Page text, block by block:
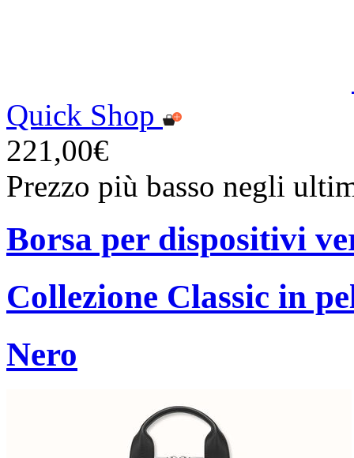
Quick Shop
221,00€
Prezzo più basso negli
Borsa per dispositivi
Collezione Classic in
Nero